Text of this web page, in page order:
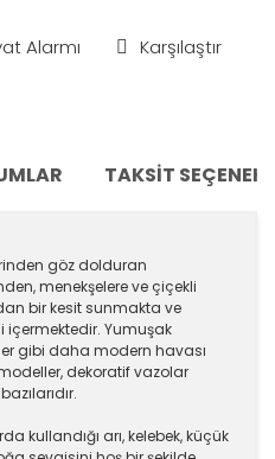
Alarmı Karşılaştır
TAKSIT
göz dolduran
menekşelere ve çiçekli
bir kesit sunmakta ve
Yumuşak
gibi daha modern havası
dekoratif vazolar
kullandığı arı, kelebek, küçük